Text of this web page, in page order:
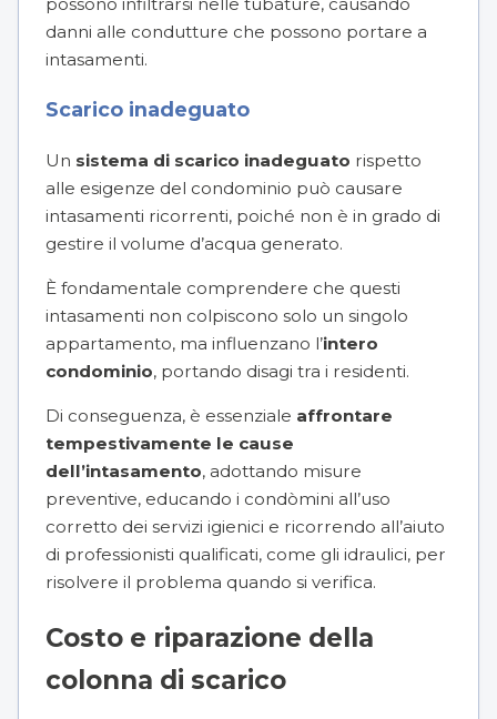
danni alle condutture che possono portare a
intasamenti.
Scarico inadeguato
Un sistema di scarico inadeguato rispetto
alle esigenze del condominio può causare
intasamenti ricorrenti, poiché non è in grado di
gestire il volume d’acqua generato.
È fondamentale comprendere che questi
intasamenti non colpiscono solo un singolo
appartamento, ma influenzano l’intero
condominio, portando disagi tra i residenti.
Di conseguenza, è essenziale affrontare
tempestivamente le cause
dell’intasamento, adottando misure
preventive, educando i condòmini all’uso
corretto dei servizi igienici e ricorrendo all’aiuto
di professionisti qualificati, come gli idraulici, per
risolvere il problema quando si verifica.
Costo e riparazione della
colonna di scarico